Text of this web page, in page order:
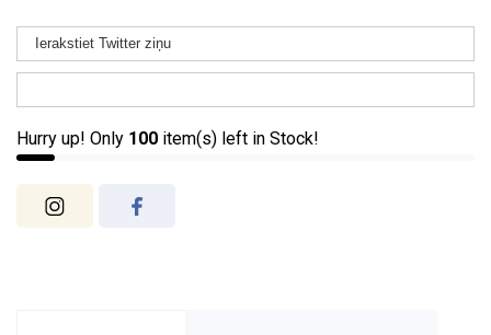
Ierakstiet Twitter ziņu
Hurry up! Only 100 item(s) left in Stock!